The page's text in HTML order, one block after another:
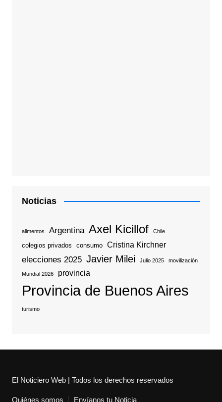
Noticias
alimentos Argentina Axel Kicillof Chile
colegios privados consumo Cristina Kirchner
elecciones 2025 Javier Milei Julio 2025 movilización
Mundial 2026 provincia
Provincia de Buenos Aires
turismo
El Noticiero Web | Todos los derechos reservados
Quiénes somos Envíanos tu Noticia